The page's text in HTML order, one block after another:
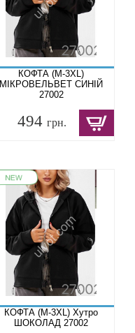
КОФТА (M-3XL)
МІКРОВЕЛЬВЕТ СИНІЙ
27002
494грн.
КОФТА (M-3XL) Хутро
ШОКОЛАД 27002